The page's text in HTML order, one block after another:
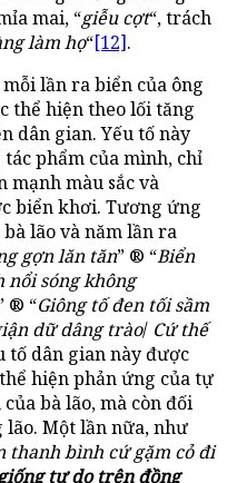
mai, “giễu cợt“, trách
làm họ“[12].
lần ra biển của ông
thể hiện theo lối tăng
dân gian. Yếu tố này
phẩm của mình, chỉ
mạnh màu sắc và
biển khơi. Tương ứng
lão và năm lần ra
gợn lăn tăn” ® “Biển
nổi sóng không
® “Giông tố đen tối sầm
dữ dâng trào/ Cứ thế
tố dân gian này được
hiện phản ứng của tự
bà lão, mà còn đối
lão. Một lần nữa, như
thanh bình cứ gặm cỏ đi
tự do trên đồng